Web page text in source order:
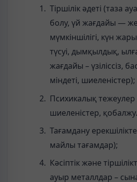
Тіршілік әдеті (таза
болу, үй жағдайы —
мүмкіншілігі, күн
түсуі, дымқылдық,
жағдайы – үзіліссіз,
міндеті, шиеленістер);
Психикалық тежеулер
шиеленістер,
Тағамдану
майлы тағамдар);
Кәсіптік және
ауыр металлдар –